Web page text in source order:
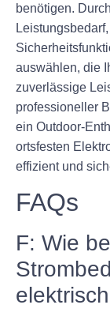
benötigen.
auswählen, die
zuverlässige
professioneller
ein Outdoor-
ortsfesten
effizient und
FAQs
F: Wie